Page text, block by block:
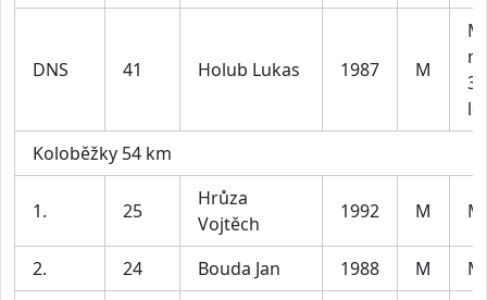
DNS 41 Holub Lukas 1987 M
let
Koloběžky 54 km
1. 25
Hrůza
Vojtěch
1992 M
2. 24 Bouda Jan 1988 M